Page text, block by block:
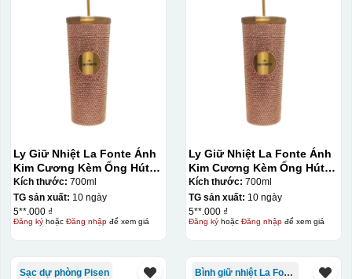
Ly Giữ Nhiệt La Fonte Ánh
Kim Cương Kèm Ống Hút-
700 ml-014687-GOL
Kích thước: 700ml
TG sản xuất: 10 ngày
5**.000 ₫
Đăng kýhoặc Đăng nhậpđể xem giá
Ly Giữ Nhiệt La Fonte Ánh
Kim Cương Kèm Ống Hút-
700 ml-014687-GOL
Kích thước: 700ml
TG sản xuất: 10 ngày
5**.000 ₫
Đăng kýhoặc Đăng nhậpđể xem giá
Sạc dự phòng Pisen Bình giữ nhiệt La Fonte